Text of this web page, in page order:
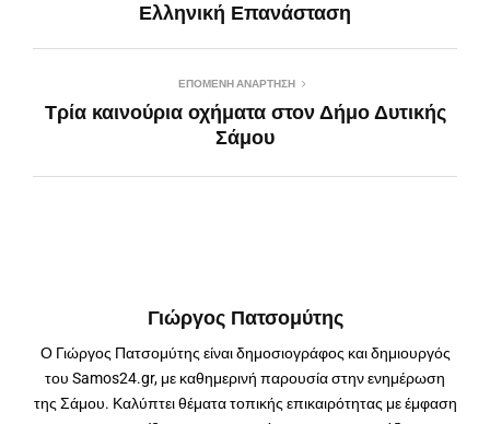
Ελληνική Επανάσταση
ΕΠΌΜΕΝΗ ΑΝΆΡΤΗΣΗ
Τρία καινούρια οχήματα στον Δήμο Δυτικής
Σάμου
Γιώργος Πατσομύτης
Ο Γιώργος Πατσομύτης είναι δημοσιογράφος και δημιουργός
του Samos24.gr, με καθημερινή παρουσία στην ενημέρωση
της Σάμου. Καλύπτει θέματα τοπικής επικαιρότητας με έμφαση